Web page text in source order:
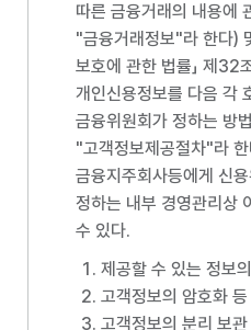
따른 금융거래의 내용에
"금융거래정보"라 한다)
보호에 관한 법률」 제32
개인신용정보를 다음 각
금융위원회가 정하는 방
"고객정보제공절차"라
금융지주회사등에게 신
정하는 내부 경영관리상
수 있다.
제공할 수 있는 정보
고객정보의 암호화 등
고객정보의 분리 보관